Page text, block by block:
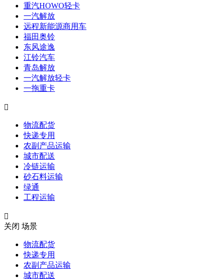
重汽HOWO轻卡
一汽解放
远程新能源商用车
福田奥铃
东风途逸
江铃汽车
青岛解放
一汽解放轻卡
一拖重卡

物流配货
快递专用
农副产品运输
城市配送
冷链运输
砂石料运输
绿通
工程运输

关闭 场景
物流配货
快递专用
农副产品运输
城市配送